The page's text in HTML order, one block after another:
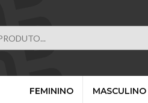
FEMININO MASCULINO